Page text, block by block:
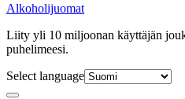
Alkoholijuomat
Liity yli 10 miljoonan käyttäjän
puhelimeesi.
Select language